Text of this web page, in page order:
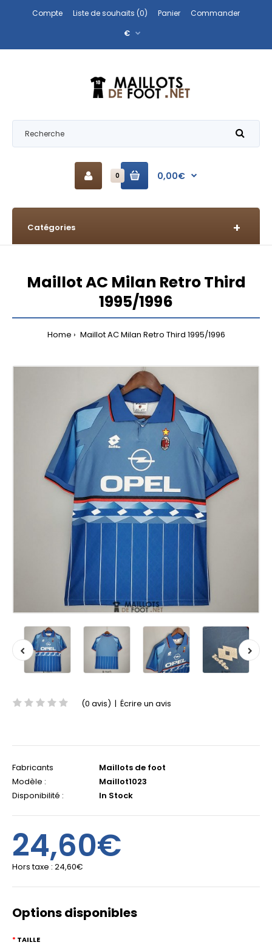
Compte Liste de souhaits (0) Panier
Commander
€
0 0,00€
Catégories
Maillot AC Milan Retro Third
1995/1996
Home Maillot AC Milan Retro Third 1995/1996
(0 avis) | Écrire un avis
Fabricants
Maillots de foot
Modèle :
Maillot1023
Disponibilité :
In Stock
24,60€
Hors taxe : 24,60€
Options disponibles
TAILLE